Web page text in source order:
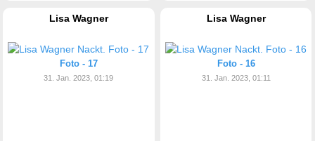
Lisa Wagner
Foto - 17
31. Jan. 2023, 01:19
Lisa Wagner
Foto - 16
31. Jan. 2023, 01:11